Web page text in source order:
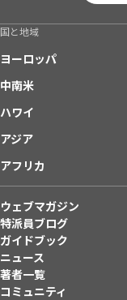
国と地域
ヨーロッパ
中南米
ハワイ
アジア
アフリカ
ウェブマガジン
特派員ブログ
ガイドブック
ニュース
著者一覧
コミュニティ